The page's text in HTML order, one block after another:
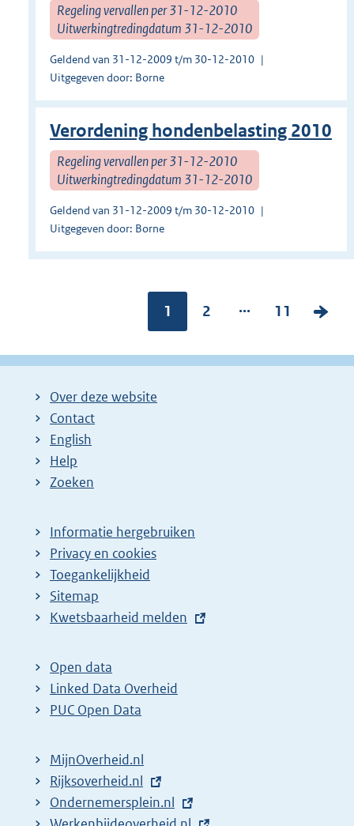
Regeling vervallen per 31-12-2010
Uitwerkingtredingdatum 31-12-2010
Geldend van 31-12-2009 t/m 30-12-2010
Uitgegeven door: Borne
Verordening hondenbelasting 2010
Regeling vervallen per 31-12-2010
Uitwerkingtredingdatum 31-12-2010
Geldend van 31-12-2009 t/m 30-12-2010
Uitgegeven door: Borne
Pagina:
1
P
g
2 ...
P
g
11
V
l
Over deze website
Contact
English
Help
Zoeken
Informatie hergebruiken
Privacy en cookies
Toegankelijkheid
Sitemap
E
t
e
r
l
i
n
Kwetsbaarheid melden
Open data
Linked Data Overheid
PUC Open Data
MijnOverheid.nl
E
x
Rijksoverheid.nl
E
Ondernemersplein.nl